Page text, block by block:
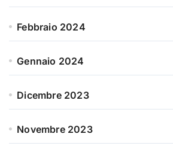
Febbraio 2024
Gennaio 2024
Dicembre 2023
Novembre 2023